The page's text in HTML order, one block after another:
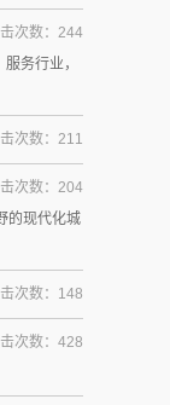
务行业，
次数：244
次数：211
的现代化城
次数：204
次数：148
次数：428